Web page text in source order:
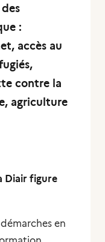
:
accès au
contre la
agriculture
Diair figure
en